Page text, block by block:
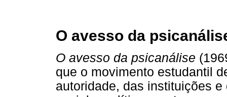
O avesso da
O avesso da psicanálise
que o movimento estudantil
autoridade, das instituições